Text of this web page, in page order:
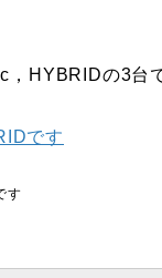
HYBRIDの3台
す